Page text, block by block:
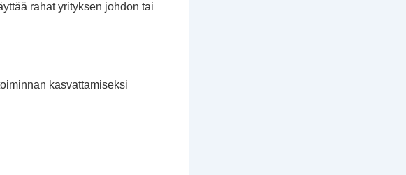
rahat yrityksen johdon tai
kasvattamiseksi